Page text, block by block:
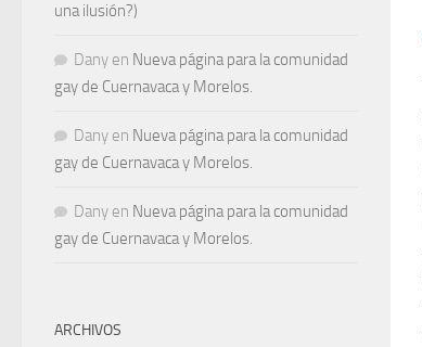
una ilusión?)
Dany en Nueva página para la comunidad
gay de Cuernavaca y Morelos.
Dany en Nueva página para la comunidad
gay de Cuernavaca y Morelos.
Dany en Nueva página para la comunidad
gay de Cuernavaca y Morelos.
ARCHIVOS